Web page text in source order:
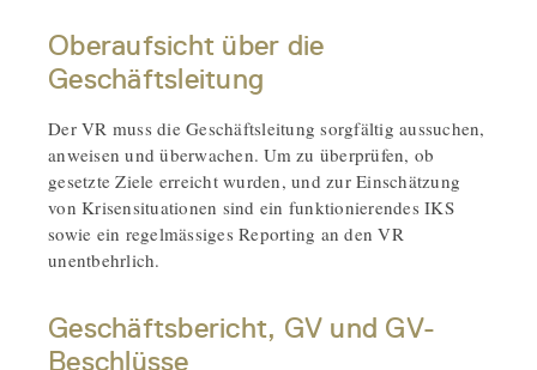
Oberaufsicht über die
Geschäftsleitung
Der VR muss die Geschäftsleitung sorgfältig aussuchen,
anweisen und überwachen. Um zu überprüfen, ob
gesetzte Ziele erreicht wurden, und zur Einschätzung
von Krisensituationen sind ein funktionierendes IKS
sowie ein regelmässiges Reporting an den VR
unentbehrlich.
Geschäftsbericht, GV und GV-
Beschlüsse